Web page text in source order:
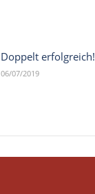
Doppelt erfolgreich!
06/07/2019